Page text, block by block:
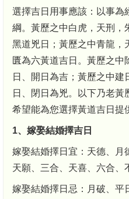
選擇吉日用事應該：以事為
綱。黃歷之中白虎，天刑，
黑道兇日；黃歷之中青龍，
匱為六黃道吉日。黃歷之
日、開日為吉；黃歷之中
日、閉日為兇。以下乃老黃
希望能為您選擇黃道吉日提
1、嫁娶結婚擇吉日
嫁娶結婚擇日宜：天德、月
天願、三合、天喜、六合、
嫁娶結婚擇日忌：月破、平